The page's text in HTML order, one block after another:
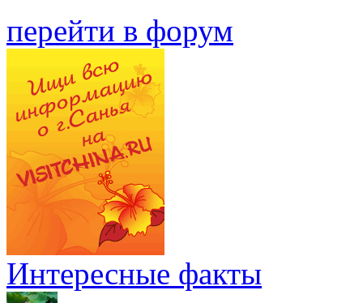
перейти в форум
Интересные факты